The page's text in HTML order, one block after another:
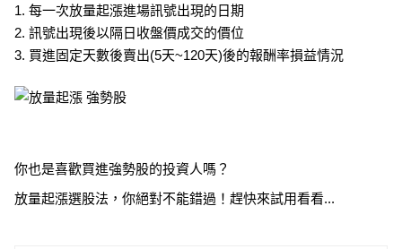
1. 每一次放量起漲進場訊號出現的日期
2. 訊號出現後以隔日收盤價成交的價位
3. 買進固定天數後賣出(5天~120天)後的報酬率損益情況
你也是喜歡買進強勢股的投資人嗎？
放量起漲選股法，你絕對不能錯過！趕快來試用看看...